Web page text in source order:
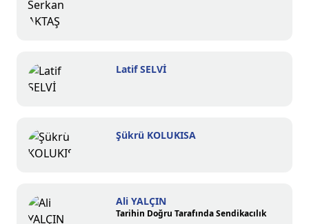
Latif SELVİ
Şükrü KOLUKISA
Ali YALÇIN
Tarihin Doğru Tarafında Sendikacılık